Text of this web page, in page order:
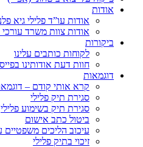
אודות
אודות עו”ד פלילי גיא
אודות צוות משרד עורכי
ביקורות
לקוחות כותבים עלינו
חוות דעת אודותינו
דוגמאות
קרא אותי קודם –
סגירת תיק פלילי
סגירת תיק בשימוע פלילי
ביטול כתב אישום
עיכוב הליכים
זיכוי בתיק פלילי